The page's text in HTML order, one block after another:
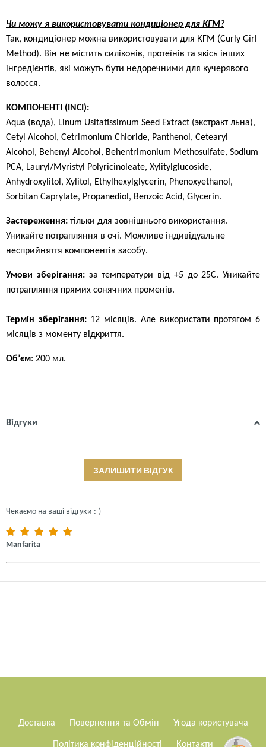
Чи можу я використовувати кондиціонер для КГМ?
Так, кондиціонер можна використовувати для КГМ (Curly Girl
Method). Він не містить силіконів, протеїнів та якісь інших
інгредієнтів, які можуть бути недоречними для кучерявого
волосся.
КОМПОНЕНТІ (INCI):
Aqua (вода), Linum Usitatissimum Seed Extract (экстракт льна),
Cetyl Alcohol, Cetrimonium Chloride, Panthenol, Cetearyl
Alcohol, Behenyl Alcohol, Behentrimonium Methosulfate, Sodium
PCA, Lauryl/Myristyl Polyricinoleate, Xylitylglucoside,
Anhydroxylitol, Xylitol, Ethylhexylglycerin, Phenoxyethanol,
Sorbitan Caprylate, Propanediol, Benzoic Acid, Glycerin.
Застереження: тільки для зовнішнього використання.
Уникайте потрапляння в очі. Можливе індивідуальне
несприйняття компонентів засобу.
Умови зберігання:за температури від +5 до 25С. Уникайте
потрапляння прямих сонячних променів.
Термін зберігання:12 місяців. Але використати протягом 6
місяців з моменту відкриття.
Об’єм: 200 мл.
Відгуки
ЗАЛИШИТИ ВІДГУК
Чекаємо на ваші відгуки :-)
Manfarita
Доставка Повернення та Обмін Угода користувача
Політика конфіденційності Контакти